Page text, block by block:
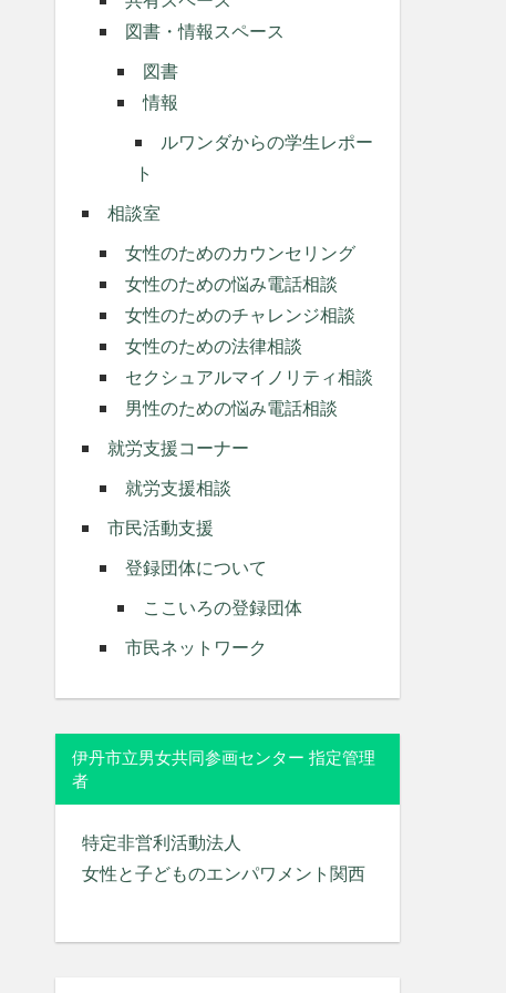
図書・情報スペース
図書
情報
ルワンダからの学生レポー
ト
相談室
女性のためのカウンセリング
女性のための悩み電話相談
女性のためのチャレンジ相談
女性のための法律相談
セクシュアルマイノリティ相談
男性のための悩み電話相談
就労支援コーナー
就労支援相談
市民活動支援
登録団体について
ここいろの登録団体
市民ネットワーク
伊丹市立男女共同参画センター 指定管理
者
特定非営利活動法人
女性と子どものエンパワメント関西